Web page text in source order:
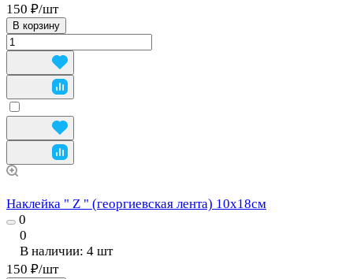
150 ₽/шт
В корзину
Наклейка " Z " (георгиевская лента) 10х18см
0
0
В наличии: 4 шт
150 ₽/шт